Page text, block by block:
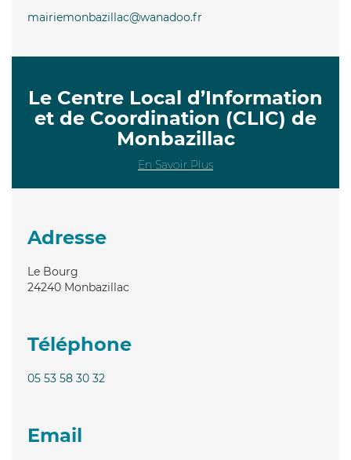
mairiemonbazillac@wanadoo.fr
Le Centre Local d’Information
et de Coordination (CLIC) de
Monbazillac
En Savoir Plus
Adresse
Le Bourg
24240 Monbazillac
Téléphone
05 53 58 30 32
Email